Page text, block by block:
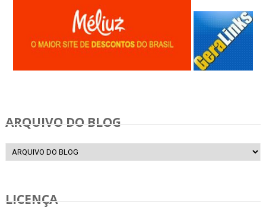
ARQUIVO DO BLOG
LICENÇA